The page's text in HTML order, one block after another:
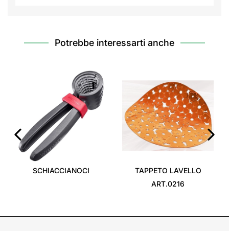
Potrebbe interessarti anche
SCHIACCIANOCI
TAPPETO LAVELLO
ART.0216